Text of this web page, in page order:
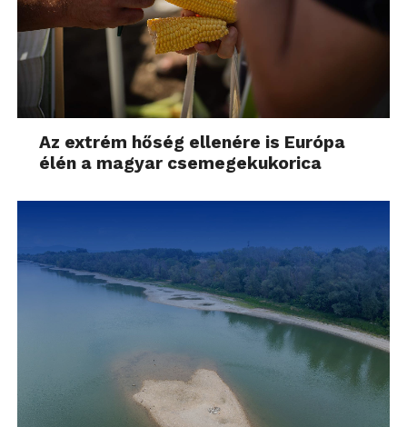
Az extrém hőség ellenére is Európa
élén a magyar csemegekukorica